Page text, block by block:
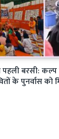
बरसी: कल्प
के पुनर्वास को